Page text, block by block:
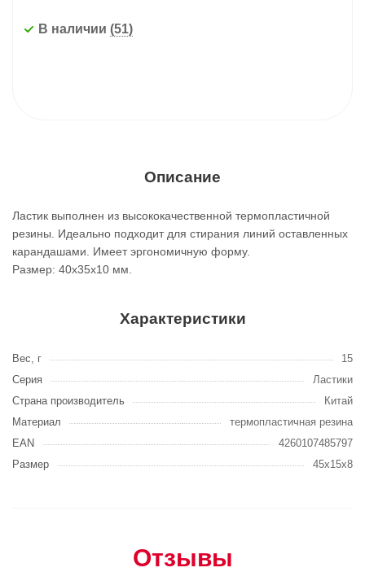
В наличии (51)
Описание
Ластик выполнен из высококачественной термопластичной
резины. Идеально подходит для стирания линий оставленных
карандашами. Имеет эргономичную форму.
Размер: 40x35x10 мм.
Характеристики
Вес, г
15
Серия
Ластики
Страна производитель
Китай
Материал
термопластичная резина
EAN
4260107485797
Размер
45x15x8
Отзывы